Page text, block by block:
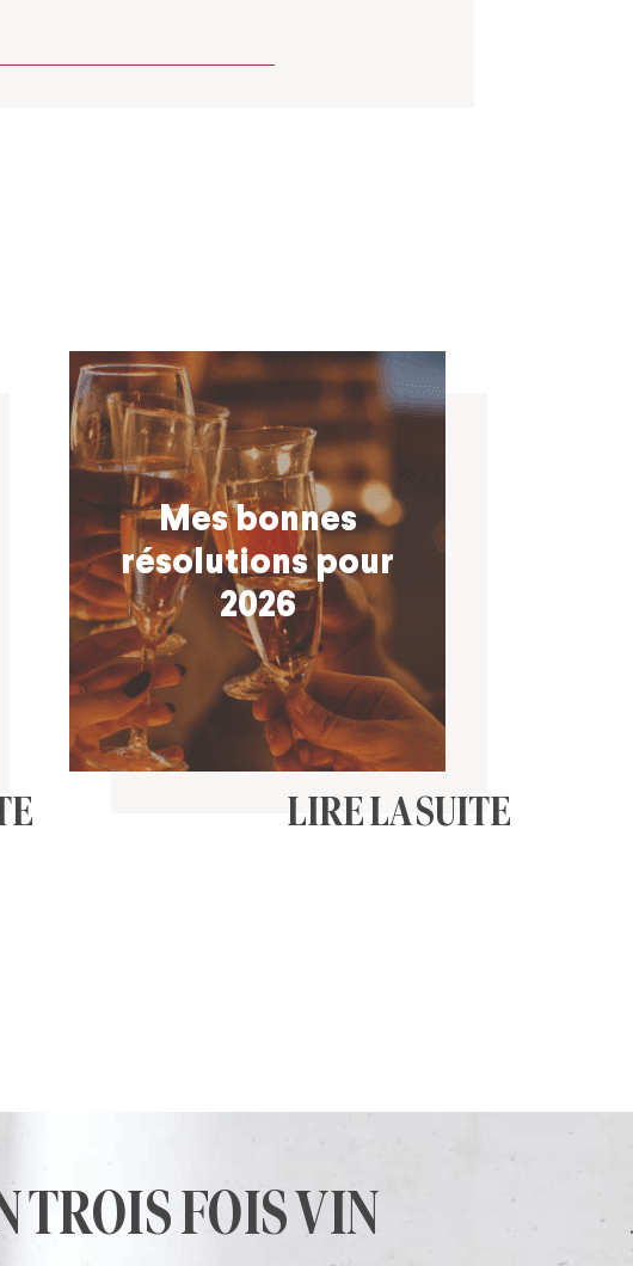
Mes bonnes
résolutions pour
2026
LIRE LA SUITE
TROIS FOIS VIN